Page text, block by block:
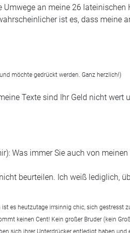
Umwege an meine 26 lateinischen
ist es, dass
möchte gedrückt werden. Ganz herzlich!)
Texte sind Ihr Geld nicht
Was immer Sie auch von
beurteilen. Ich weiß lediglich,
es heutzutage irrsinnig chic, sich gestresst
keinen Cent! Kein großer Bruder (kein
sich ihrer Unterdrücker entledigt haben